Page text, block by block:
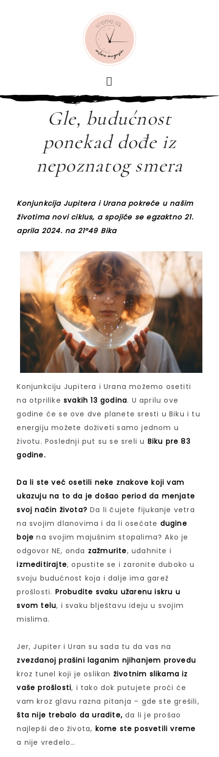
Gle, budućnost
ponekad dođe iz
nepoznatog smera
Konjunkcija Jupitera i Urana pokreće u našim
životima novi ciklus, a spojiće se egzaktno 21.
aprila 2024. na 21°49 Bika
Konjunkciju Jupitera i Urana možemo osetiti
na otprilikesvakih 13 godina. U aprilu ove
godine će se ove dve planete sresti u Biku i tu
energiju možete doživeti samo jednom u
životu. Poslednji put su se sreli u Biku pre 83
godine.
Da li ste već osetili neke znakove koji vam
ukazuju na to da je došao period da menjate
svoj način života? Da li čujete fijukanje vetra
na svojim dlanovima i da li osećate dugine
boje na svojim majušnim stopalima? Ako je
odgovor NE, onda zažmurite, udahnite i
izmeditirajte, opustite se i zaronite duboko u
svoju budućnost koja i dalje ima garež
prošlosti. Probudite svaku užarenu iskru u
svom telu, i svaku blještavu ideju u svojim
mislima.
Jer, Jupiter i Uran su sada tu da vas na
zvezdanoj prašini laganim njihanjem provedu
kroz tunel koji je oslikan životnim slikama iz
vaše prošlosti, i tako dok putujete proći će
vam kroz glavu razna pitanja – gde ste grešili,
šta nije trebalo da uradite, da li je prošao
najlepši deo života, kome ste posvetili vreme
a nije vredelo…